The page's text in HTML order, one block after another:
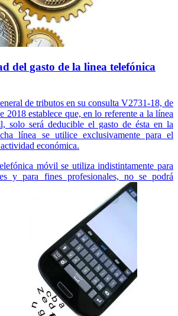
del gasto de la linea telefónica
de tributos en su consulta V2731-18, de
2018 establece que, en lo referente a la línea
solo será deducible el gasto de ésta en la
línea se utilice exclusivamente para el
económica.
móvil se utiliza indistintamente para
y para fines profesionales, no se podrá